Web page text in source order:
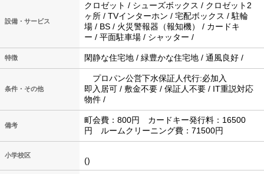
設備・サービス
クロゼット / シューズボックス / クロゼット2
ヶ所 / TVインターホン / 宅配ボックス / 駐輪
場 / BS / 火災警報器（報知機） / カードキ
ー / 平面駐車場 / シャッター /
特徴 閑静な住宅地 / 緑豊かな住宅地 / 通風良好 /
条件・その他
プロパン公営下水保証人代行:必加入
即入居可 / 敷金不要 / 保証人不要 / IT重説対応
物件 /
備考
町会費：800円 カードキー発行料：16500
円 ルームクリーニング費：71500円
小学校区
()